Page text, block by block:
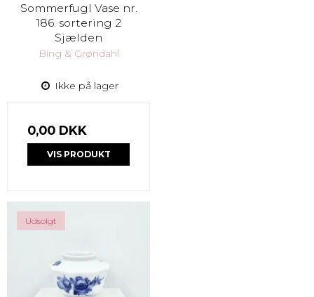
Sommerfugl Vase nr.
186. sortering 2
Sjælden
Bing & Grøndahl
Ikke på lager
0,00 DKK
VIS PRODUKT
Udsolgt